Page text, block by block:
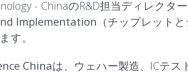
- ChinaのR&D担当ディレクタ
Implementation（チップレットと
す。
Chinaは、ウェハー製造、ICテ